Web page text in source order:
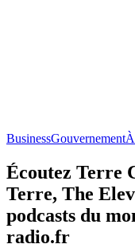
BusinessGouvernement
Écoutez Terre
Terre, The
podcasts du
radio.fr